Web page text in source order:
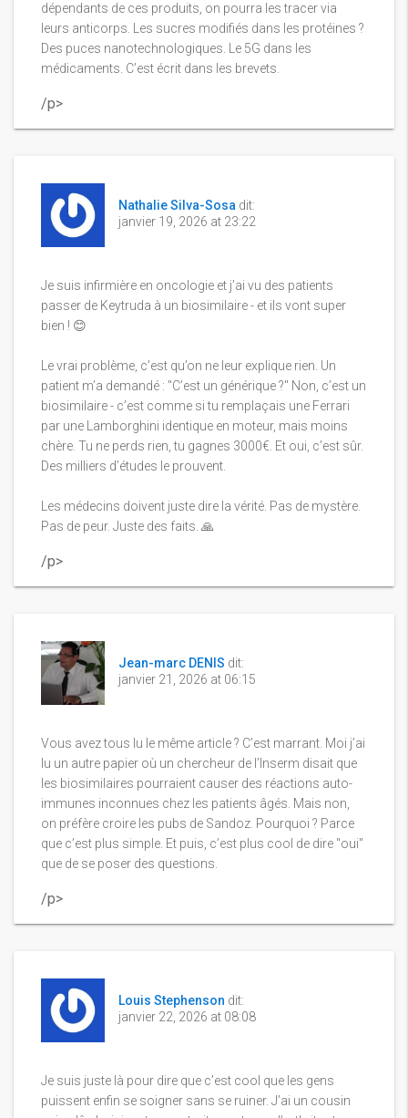
dépendants de ces produits, on pourra les tracer via
leurs anticorps. Les sucres modifiés dans les protéines ?
Des puces nanotechnologiques. Le 5G dans les
médicaments. C’est écrit dans les brevets.
/p>
Nathalie Silva-Sosa dit:
janvier 19, 2026 at 23:22
Je suis infirmière en oncologie et j’ai vu des patients
passer de Keytruda à un biosimilaire - et ils vont super
bien ! 😊
Le vrai problème, c’est qu’on ne leur explique rien. Un
patient m’a demandé : "C’est un générique ?" Non, c’est un
biosimilaire - c’est comme si tu remplaçais une Ferrari
par une Lamborghini identique en moteur, mais moins
chère. Tu ne perds rien, tu gagnes 3000€. Et oui, c’est sûr.
Des milliers d’études le prouvent.
Les médecins doivent juste dire la vérité. Pas de mystère.
Pas de peur. Juste des faits. 🙏
/p>
Jean-marc DENIS dit:
janvier 21, 2026 at 06:15
Vous avez tous lu le même article ? C’est marrant. Moi j’ai
lu un autre papier où un chercheur de l’Inserm disait que
les biosimilaires pourraient causer des réactions auto-
immunes inconnues chez les patients âgés. Mais non,
on préfère croire les pubs de Sandoz. Pourquoi ? Parce
que c’est plus simple. Et puis, c’est plus cool de dire "oui"
que de se poser des questions.
/p>
Louis Stephenson dit:
janvier 22, 2026 at 08:08
Je suis juste là pour dire que c’est cool que les gens
puissent enfin se soigner sans se ruiner. J’ai un cousin